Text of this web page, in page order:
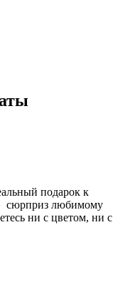
подарок к
сюрприз любимому
ни с цветом, ни с